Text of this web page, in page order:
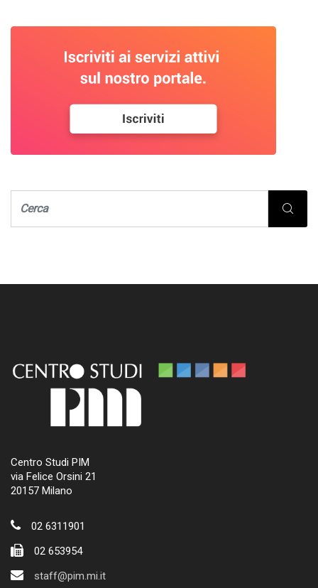
Centro Studi PIM
via Felice Orsini 21
20157 Milano
02 6311901
02 653954
staff@pim.mi.it